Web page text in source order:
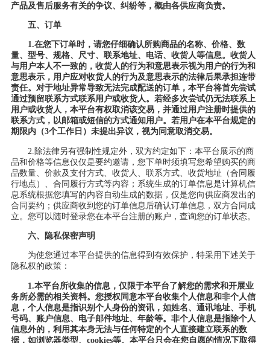
产品及售后服务有关的争议、纠纷等，概由各供应商负责。
五、订单
1.在您下订单时，请您仔细确认所购商品的名称、价格、数
量、型号、规格、尺寸、联系地址、电话、收货人等信息。收货人
与用户本人不一致的，收货人的行为和意思表示视为用户的行为和
意思表示，用户应对收货人的行为及意思表示的法律后果承担连带
责任。对于地址异常导致无法完成配送的订单，本平台将首先尝试
通过预留联系方式联系用户或收货人。若经多次尝试仍无法联系上
用户或收货人，本平台有权取消该交易，并通过用户注册时提供的
联系方式，以邮箱或短信的方式通知用户。若用户在本平台规定的
期限内（3个工作日）未提出异议，视为同意取消交易。
2.除法律另有强制性规定外，双方约定如下：本平台展示的商
品和价格等信息仅仅是要约邀请，您下单时须填写您希望购买的商
品数量、价款及支付方式、收货人、联系方式、收货地址（合同履
行地点）、合同履行方式等内容；系统生成的订单信息是计算机信
息系统根据您填写的内容自动生成的数据，仅是您向供应商发出的
合同要约；供应商收到您的订单信息后确认订单信息，双方合同成
立。您可以随时登录您在本平台注册的账户，查询您的订单状态。
六、隐私保密声明
为使您通过本平台提供的信息得到有效保护，特采用下述关于
隐私权的政策：
1.本平台所收集的信息，仅限于本平台了解您的需求和开展业
务所必需的相关资料。您授权同意本平台收集个人信息和非个人信
息，个人信息是指识别个人身份的资讯，如姓名、通讯地址、手机
号码、账户信息、电子邮件地址、年龄等。非个人信息是指除个人
信息外的，利用其本身无法与任何特定的个人直接建立联系的数
据，如浏览器类型、cookies等。本平台只会在您自愿的情况下取得